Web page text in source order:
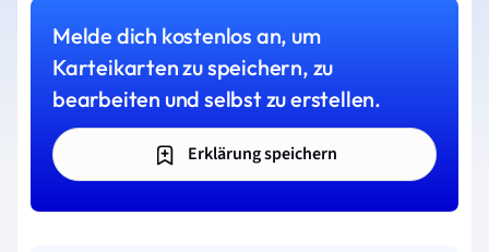
Melde dich kostenlos an, um
Karteikarten zu speichern, zu
bearbeiten und selbst zu erstellen.
Erklärung speichern